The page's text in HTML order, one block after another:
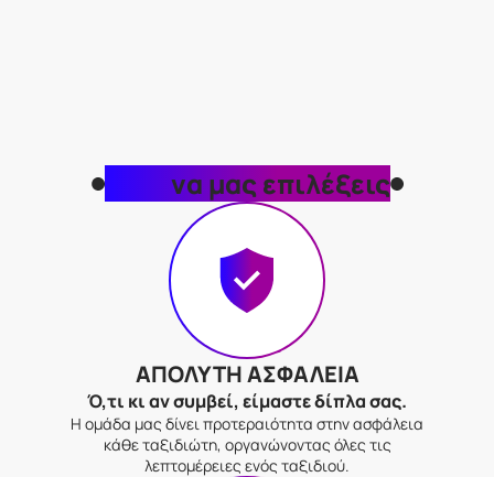
Γιατί να μας επιλέξεις
ΑΠΟΛΥΤΗ ΑΣΦΑΛΕΙΑ
Ό,τι κι αν συμβεί, είμαστε δίπλα σας.
Η ομάδα μας δίνει προτεραιότητα στην ασφάλεια
κάθε ταξιδιώτη, οργανώνοντας όλες τις
λεπτομέρειες ενός ταξιδιού.